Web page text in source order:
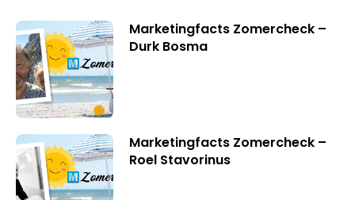
Marketingfacts Zomercheck –
Durk Bosma
Marketingfacts Zomercheck –
Roel Stavorinus